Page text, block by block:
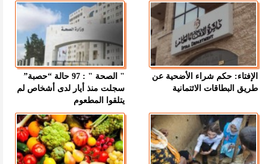
الإفتاء: حكم شراء الأضحية عن
طريق البطاقات الائتمانية
" الصحة " : 97 حالة “حصبة”
سجلت منذ أيار لدى أشخاص لم
يتلقوا المطعوم